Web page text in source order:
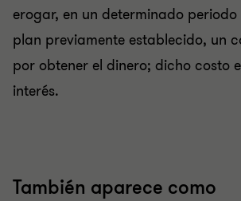
erogar, en un determinado
plan previamente establecido, un
por obtener el dinero; dicho costo
interés.
También aparece como